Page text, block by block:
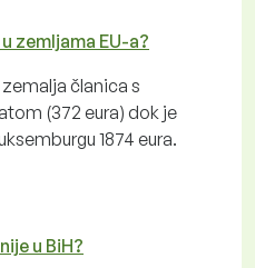
zemljama EU-a?
članica s
(372 eura) dok je
1874 eura.
u BiH?